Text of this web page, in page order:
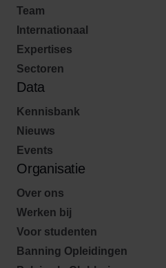
Team
Internationaal
Expertises
Sectoren
Data
Kennisbank
Nieuws
Events
Organisatie
Over ons
Werken bij
Voor studenten
Banning Opleidingen